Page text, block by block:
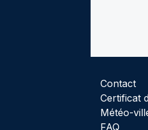
Contact
Certificat
Météo-
FAQ